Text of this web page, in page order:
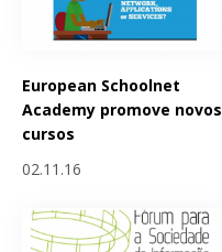
European Schoolnet
Academy promove novos
cursos
02.11.16